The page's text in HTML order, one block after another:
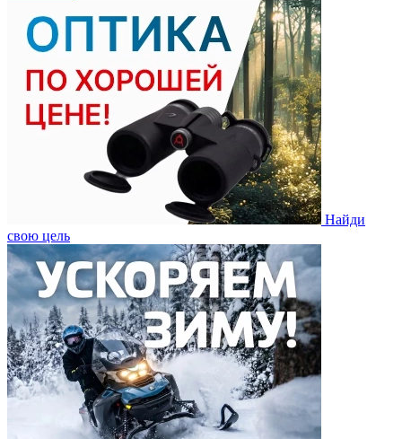
Найди
свою цель